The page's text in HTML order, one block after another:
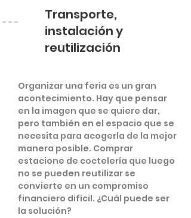
Transporte,
instalación y
reutilización
Organizar una feria es un gran
acontecimiento. Hay que pensar
en la imagen que se quiere dar,
pero también en el espacio que se
necesita para acogerla de la mejor
manera posible. Comprar
estacione de coctelería que luego
no se pueden reutilizar se
convierte en un compromiso
financiero difícil. ¿Cuál puede ser
la solución?